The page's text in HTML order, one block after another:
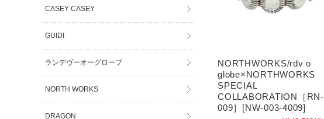
NORTHWORKS/rdv o
globe×NORTHWORKS
SPECIAL
COLLABORATION［RN-
009］[NW-003-4009]
CASEY CASEY
GUIDI
ランデヴーオーグローブ
NORTH WORKS
DRAGON